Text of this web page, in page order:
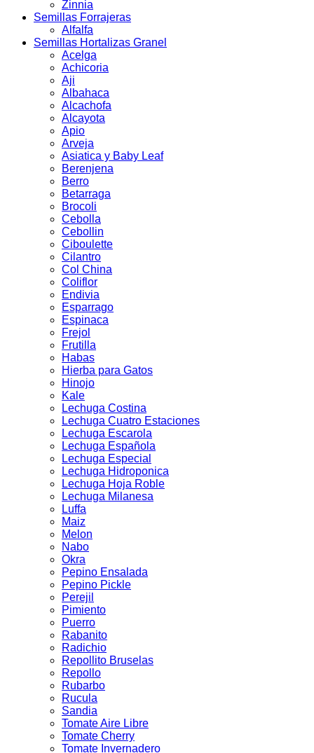
Zinnia
Semillas Forrajeras
Alfalfa
Semillas Hortalizas Granel
Acelga
Achicoria
Aji
Albahaca
Alcachofa
Alcayota
Apio
Arveja
Asiatica y Baby Leaf
Berenjena
Berro
Betarraga
Brocoli
Cebolla
Cebollin
Ciboulette
Cilantro
Col China
Coliflor
Endivia
Esparrago
Espinaca
Frejol
Frutilla
Habas
Hierba para Gatos
Hinojo
Kale
Lechuga Costina
Lechuga Cuatro Estaciones
Lechuga Escarola
Lechuga Española
Lechuga Especial
Lechuga Hidroponica
Lechuga Hoja Roble
Lechuga Milanesa
Luffa
Maiz
Melon
Nabo
Okra
Pepino Ensalada
Pepino Pickle
Perejil
Pimiento
Puerro
Rabanito
Radichio
Repollito Bruselas
Repollo
Rubarbo
Rucula
Sandia
Tomate Aire Libre
Tomate Cherry
Tomate Invernadero